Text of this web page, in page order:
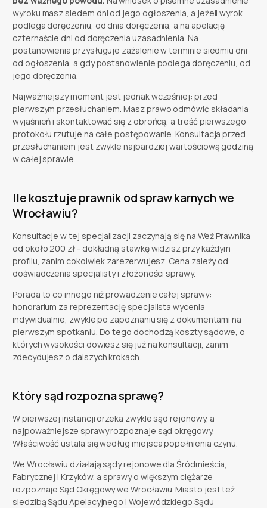
wyroku masz siedem dni od jego ogłoszenia, a jeżeli wyrok
podlega doręczeniu, od dnia doręczenia, a na apelację
czternaście dni od doręczenia uzasadnienia. Na
postanowienia przysługuje zażalenie w terminie siedmiu dni
od ogłoszenia, a gdy postanowienie podlega doręczeniu, od
jego doręczenia.
Najważniejszy moment jest jednak wcześniej: przed
pierwszym przesłuchaniem. Masz prawo odmówić składania
wyjaśnień i skontaktować się z obrońcą, a treść pierwszego
protokołu rzutuje na całe postępowanie. Konsultacja przed
przesłuchaniem jest zwykle najbardziej wartościową godziną
w całej sprawie.
Ile kosztuje prawnik od spraw karnych we
Wrocławiu?
Konsultacje w tej specjalizacji zaczynają się na Weź Prawnika
od około 200 zł - dokładną stawkę widzisz przy każdym
profilu, zanim cokolwiek zarezerwujesz. Cena zależy od
doświadczenia specjalisty i złożoności sprawy.
Porada to co innego niż prowadzenie całej sprawy:
honorarium za reprezentację specjalista wycenia
indywidualnie, zwykle po zapoznaniu się z dokumentami na
pierwszym spotkaniu. Do tego dochodzą koszty sądowe, o
których wysokości dowiesz się już na konsultacji, zanim
zdecydujesz o dalszych krokach.
Który sąd rozpozna sprawę?
W pierwszej instancji orzeka zwykle sąd rejonowy, a
najpoważniejsze sprawy rozpoznaje sąd okręgowy.
Właściwość ustala się według miejsca popełnienia czynu.
We Wrocławiu działają sądy rejonowe dla Śródmieścia,
Fabrycznej i Krzyków, a sprawy o większym ciężarze
rozpoznaje Sąd Okręgowy we Wrocławiu. Miasto jest też
siedzibą Sądu Apelacyjnego i Wojewódzkiego Sądu